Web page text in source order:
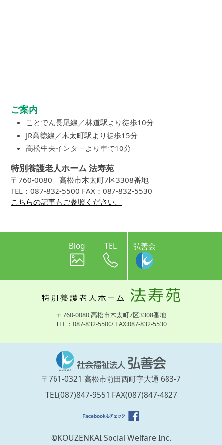
ご案内
ことでん長尾線／林道駅より徒歩10分
JR高徳線／木太町駅より徒歩15分
高松中央インターより車で10分
特別養護老人ホーム 法寿苑
〒760-0080 高松市木太町7区3308番地
TEL：087-832-5500 FAX：087-832-5530
こちらの記事もご参照ください。
Blog TEL 弘善会
〒760-0080 高松市木太町7区3308番地
TEL：087-832-5500/ FAX:087-832-5530
〒761-0321 高松市前田西町字大通 683-7
TEL(087)847-9551 FAX(087)847-4827
©KOUZENKAI Social Welfare Inc.